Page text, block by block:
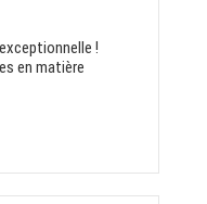
!
en matière